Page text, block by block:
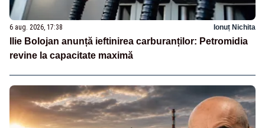
6 aug. 2026, 17:38 Ionuț Nichita
Ilie Bolojan anunță ieftinirea carburanților: Petromidia
revine la capacitate maximă